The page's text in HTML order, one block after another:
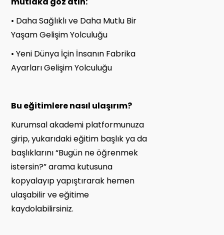
• Daha Sağlıklı ve Daha Mutlu Bir
Yaşam Gelişim Yolculuğu
• Yeni Dünya İçin İnsanın Fabrika
Ayarları Gelişim Yolculuğu
Bu eğitimlere nasıl ulaşırım?
Kurumsal akademi platformunuza
girip, yukarıdaki eğitim başlık ya da
başlıklarını “Bugün ne öğrenmek
istersin?” arama kutusuna
kopyalayıp yapıştırarak hemen
ulaşabilir ve eğitime
kaydolabilirsiniz.